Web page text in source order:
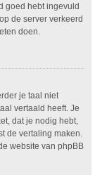
goed hebt ingevuld
de server verkeerd
doen.
je taal niet
vertaald heeft. Je
dat je nodig hebt,
de vertaling maken.
website van phpBB